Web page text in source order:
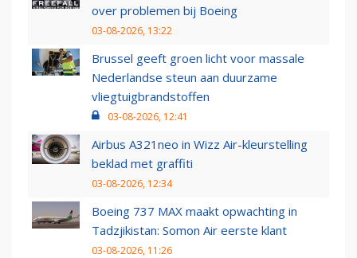
over problemen bij Boeing
03-08-2026, 13:22
Brussel geeft groen licht voor massale
Nederlandse steun aan duurzame
vliegtuigbrandstoffen
03-08-2026, 12:41
Airbus A321neo in Wizz Air-kleurstelling
beklad met graffiti
03-08-2026, 12:34
Boeing 737 MAX maakt opwachting in
Tadzjikistan: Somon Air eerste klant
03-08-2026, 11:26